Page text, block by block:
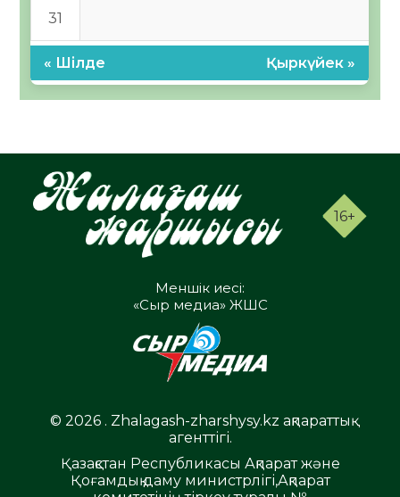
31
« Шілде Қыркүйек »
16+
Меншік иесі:
«Сыр медиа» ЖШС
© 2026 . Zhalagash-zharshysy.kz ақпараттық
агенттігі.
Қазақстан Республикасы Ақпарат және
Қоғамдық даму министрлігі,Ақпарат